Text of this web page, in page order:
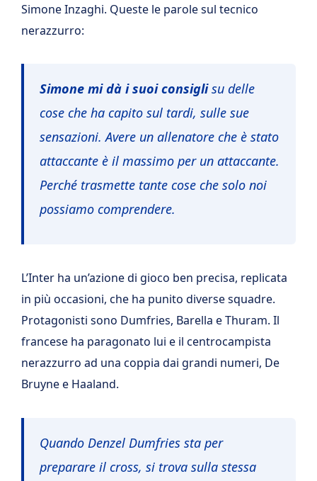
Simone Inzaghi. Queste le parole sul tecnico
nerazzurro:
Simone mi dà i suoi consiglisu delle
cose che ha capito sul tardi, sulle sue
sensazioni. Avere un allenatore che è stato
attaccante è il massimo per un attaccante.
Perché trasmette tante cose che solo noi
possiamo comprendere.
L’Inter ha un’azione di gioco ben precisa, replicata
in più occasioni, che ha punito diverse squadre.
Protagonisti sono Dumfries, Barella e Thuram. Il
francese ha paragonato lui e il centrocampista
nerazzurro ad una coppia dai grandi numeri, De
Bruyne e Haaland.
Quando Denzel Dumfries sta per
preparare il cross, si trova sulla stessa